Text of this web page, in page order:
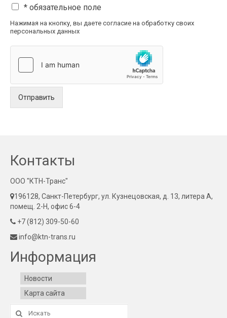
* обязательное поле
Нажимая на кнопку, вы даете согласие на обработку своих
персональных данных
Отправить
Контакты
ООО "КТН-Транс"
196128, Санкт-Петербург, ул. Кузнецовская, д. 13, литера А,
помещ. 2-Н, офис 6-4
+7 (812) 309-50-60
info@ktn-trans.ru
Информация
Новости
Карта сайта
Искать: